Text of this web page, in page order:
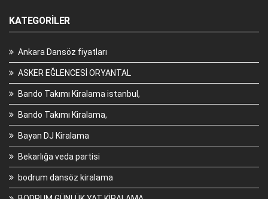
KATEGORILER
Ankara Dansöz fiyatları
ASKER EĞLENCESİ ORYANTAL
Bando Takımı Kiralama istanbul,
Bando Takımı Kiralama,
Bayan DJ Kiralama
Bekarlığa veda partisi
bodrum dansöz kiralama